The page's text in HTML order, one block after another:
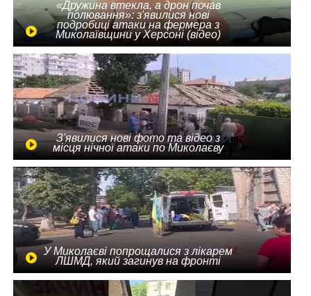
«Дружина втекла, а дрон почав
полювання»: з'явилися нові
подробиці атаки на фермера з
Миколаївщини у Херсоні (відео)
З'явилися нові фото та відео з
місця нічної атаки по Миколаєву
У Миколаєві попрощалися з лікарем
ЛШМД, який загинув на фронті